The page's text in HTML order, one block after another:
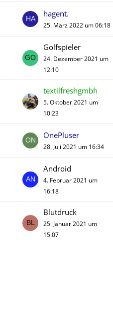
hagent.
25. März 2022 um 06:18
Golfspieler
24. Dezember 2021 um
12:10
textilfreshgmbh
5. Oktober 2021 um
10:23
OnePluser
28. Juli 2021 um 16:34
Android
4. Februar 2021 um
16:18
Blutdruck
25. Januar 2021 um
15:07